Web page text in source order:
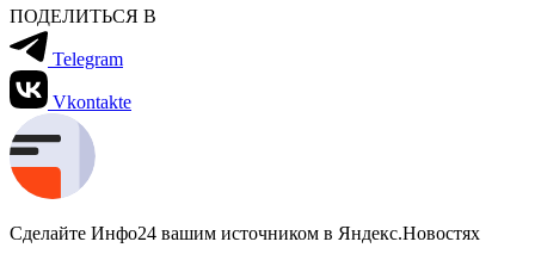
ПОДЕЛИТЬСЯ В
Telegram
Vkontakte
Сделайте Инфо24 вашим источником в Яндекс.Новостях